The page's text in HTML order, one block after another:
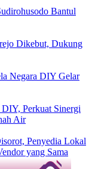
Bantul
Dikebut, Dukung
Negara DIY Gelar
Perkuat Sinergi
Air
Penyedia Lokal
yang Sama